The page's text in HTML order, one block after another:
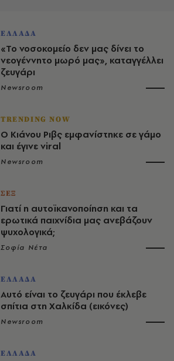
ΕΛΛΑΔΑ
«Το νοσοκομείο δεν μας δίνει το
νεογέννητο μωρό μας», καταγγέλλει
ζευγάρι
Newsroom
TRENDING NOW
Ο Κιάνου Ριβς εμφανίστηκε σε γάμο
και έγινε viral
Newsroom
ΣΕΞ
Γιατί η αυτοϊκανοποίηση και τα
ερωτικά παιχνίδια μας ανεβάζουν
ψυχολογικά;
Σοφία Νέτα
ΕΛΛΑΔΑ
Αυτό είναι το ζευγάρι που έκλεβε
σπίτια στη Χαλκίδα (εικόνες)
Newsroom
ΕΛΛΑΔΑ